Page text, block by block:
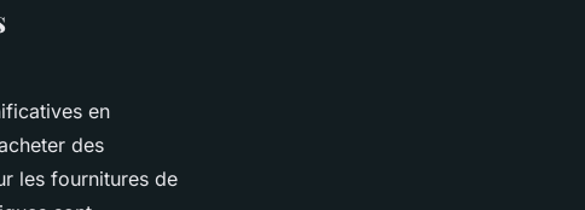
en
des
les fournitures de